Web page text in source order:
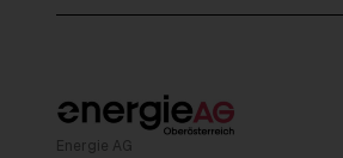
Energie AG